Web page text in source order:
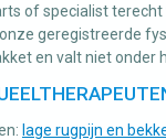
of specialist
geregistreerde
en valt niet onder
lage rugpijn en